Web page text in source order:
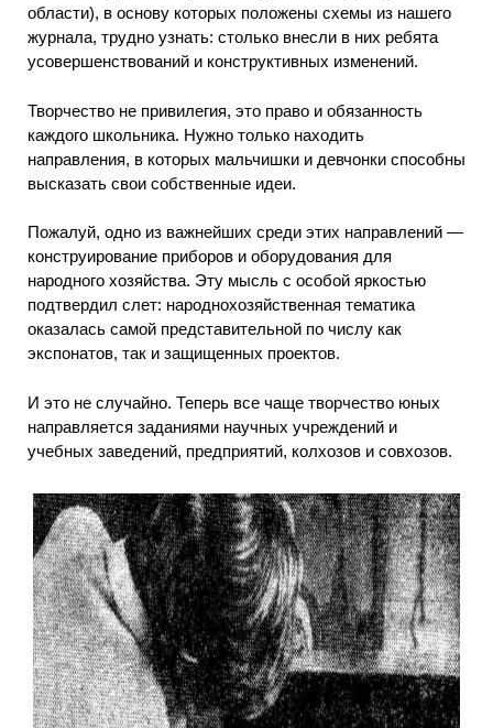
области), в основу которых положены схемы из нашего
журнала, трудно узнать: столько внесли в них ребята
усовершенствований и конструктивных изменений.
Творчество не привилегия, это право и обязанность
каждого школьника. Нужно только находить
направления, в которых мальчишки и девчонки способны
высказать свои собственные идеи.
Пожалуй, одно из важнейших среди этих направлений —
конструирование приборов и оборудования для
народного хозяйства. Эту мысль с особой яркостью
подтвердил слет: народнохозяйственная тематика
оказалась самой представительной по числу как
экспонатов, так и защищенных проектов.
И это не случайно. Теперь все чаще творчество юных
направляется заданиями научных учреждений и
учебных заведений, предприятий, колхозов и совхозов.